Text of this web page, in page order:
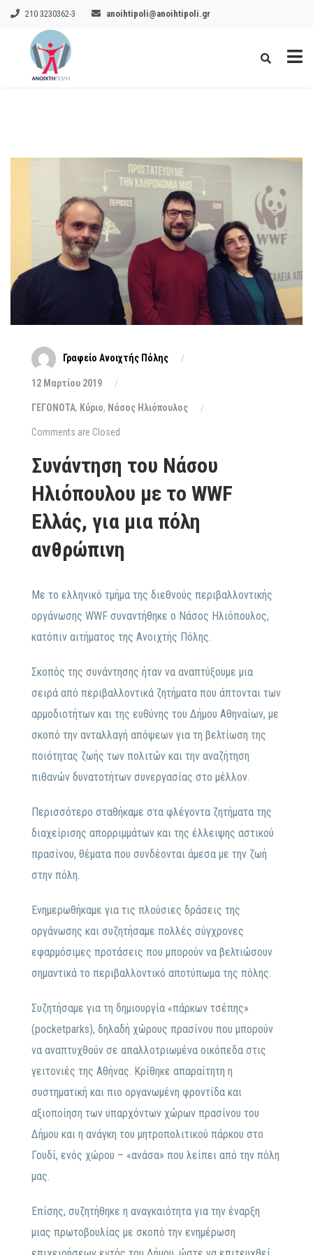
210 3230362-3 anoihtipoli@anoihtipoli.gr
Γραφείο Ανοιχτής Πόλης
12 Μαρτίου 2019
ΓΕΓΟΝΟΤΑ, Κύριο, Νάσος Ηλιόπουλος
Comments are Closed
Συνάντηση του Νάσου
Ηλιόπουλου με το WWF
Ελλάς, για μια πόλη
ανθρώπινη
Με το ελληνικό τμήμα της διεθνούς περιβαλλοντικής
οργάνωσης WWF συναντήθηκε ο Νάσος Ηλιόπουλος,
κατόπιν αιτήματος της Ανοιχτής Πόλης.
Σκοπός της συνάντησης ήταν να αναπτύξουμε μια
σειρά από περιβαλλοντικά ζητήματα που άπτονται των
αρμοδιοτήτων και της ευθύνης του Δήμου Αθηναίων, με
σκοπό την ανταλλαγή απόψεων για τη βελτίωση της
ποιότητας ζωής των πολιτών και την αναζήτηση
πιθανών δυνατοτήτων συνεργασίας στο μέλλον.
Περισσότερο σταθήκαμε στα φλέγοντα ζητήματα της
διαχείρισης απορριμμάτων και της έλλειψης αστικού
πρασίνου, θέματα που συνδέονται άμεσα με την ζωή
στην πόλη.
Ενημερωθήκαμε για τις πλούσιες δράσεις της
οργάνωσης και συζητήσαμε πολλές σύγχρονες
εφαρμόσιμες προτάσεις που μπορούν να βελτιώσουν
σημαντικά το περιβαλλοντικό αποτύπωμα της πόλης.
Συζητήσαμε για τη δημιουργία «πάρκων τσέπης»
(pocketparks), δηλαδή χώρους πρασίνου που μπορούν
να αναπτυχθούν σε απαλλοτριωμένα οικόπεδα στις
γειτονιές της Αθήνας. Κρίθηκε απαραίτητη η
συστηματική και πιο οργανωμένη φροντίδα και
αξιοποίηση των υπαρχόντων χώρων πρασίνου του
Δήμου και η ανάγκη του μητροπολιτικού πάρκου στο
Γουδί, ενός χώρου – «ανάσα» που λείπει από την πόλη
μας.
Επίσης, συζητήθηκε η αναγκαιότητα για την έναρξη
μιας πρωτοβουλίας με σκοπό την ενημέρωση